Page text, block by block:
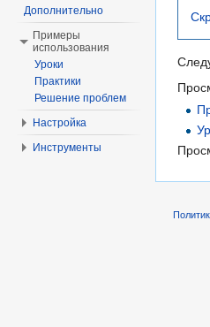
Дополнительно
Примеры
использования
Уроки
Практики
Решение проблем
Настройка
Инструменты